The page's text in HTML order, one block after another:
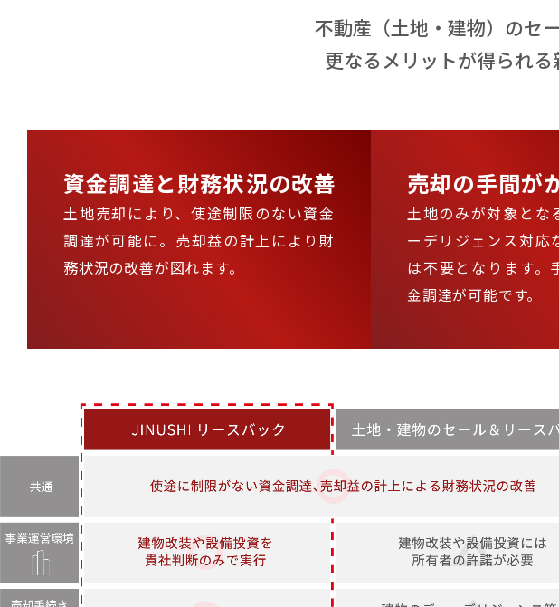
不動産（土地・建物）のセ
更なるメリットが得られる
資金調達と財務状況の改善
土地売却により、使途制限のない資金
調達が可能に。売却益の計上により財
務状況の改善が図れます。
売却の手間が
土地のみが対象とな
ーデリジェンス対応
は不要となります。
金調達が可能です。